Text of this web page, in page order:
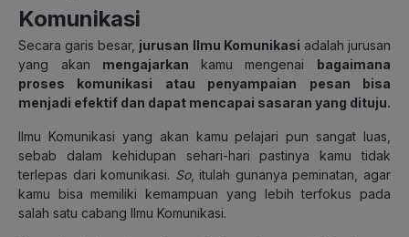
Komunikasi
Secara garis besar, jurusan Ilmu Komunikasi adalah jurusan
yang akan mengajarkan kamu mengenai bagaimana
proses komunikasi atau penyampaian pesan bisa
menjadi efektif dan dapat mencapai sasaran yang dituju.
Ilmu Komunikasi yang akan kamu pelajari pun sangat luas,
sebab dalam kehidupan sehari-hari pastinya kamu tidak
terlepas dari komunikasi. So, itulah gunanya peminatan, agar
kamu bisa memiliki kemampuan yang lebih terfokus pada
salah satu cabang Ilmu Komunikasi.